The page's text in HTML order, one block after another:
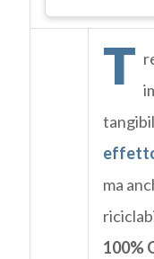
T
ma
100%